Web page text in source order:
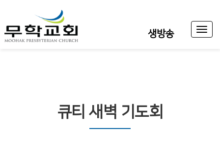
생방송
Toggle
큐티 새벽 기도회